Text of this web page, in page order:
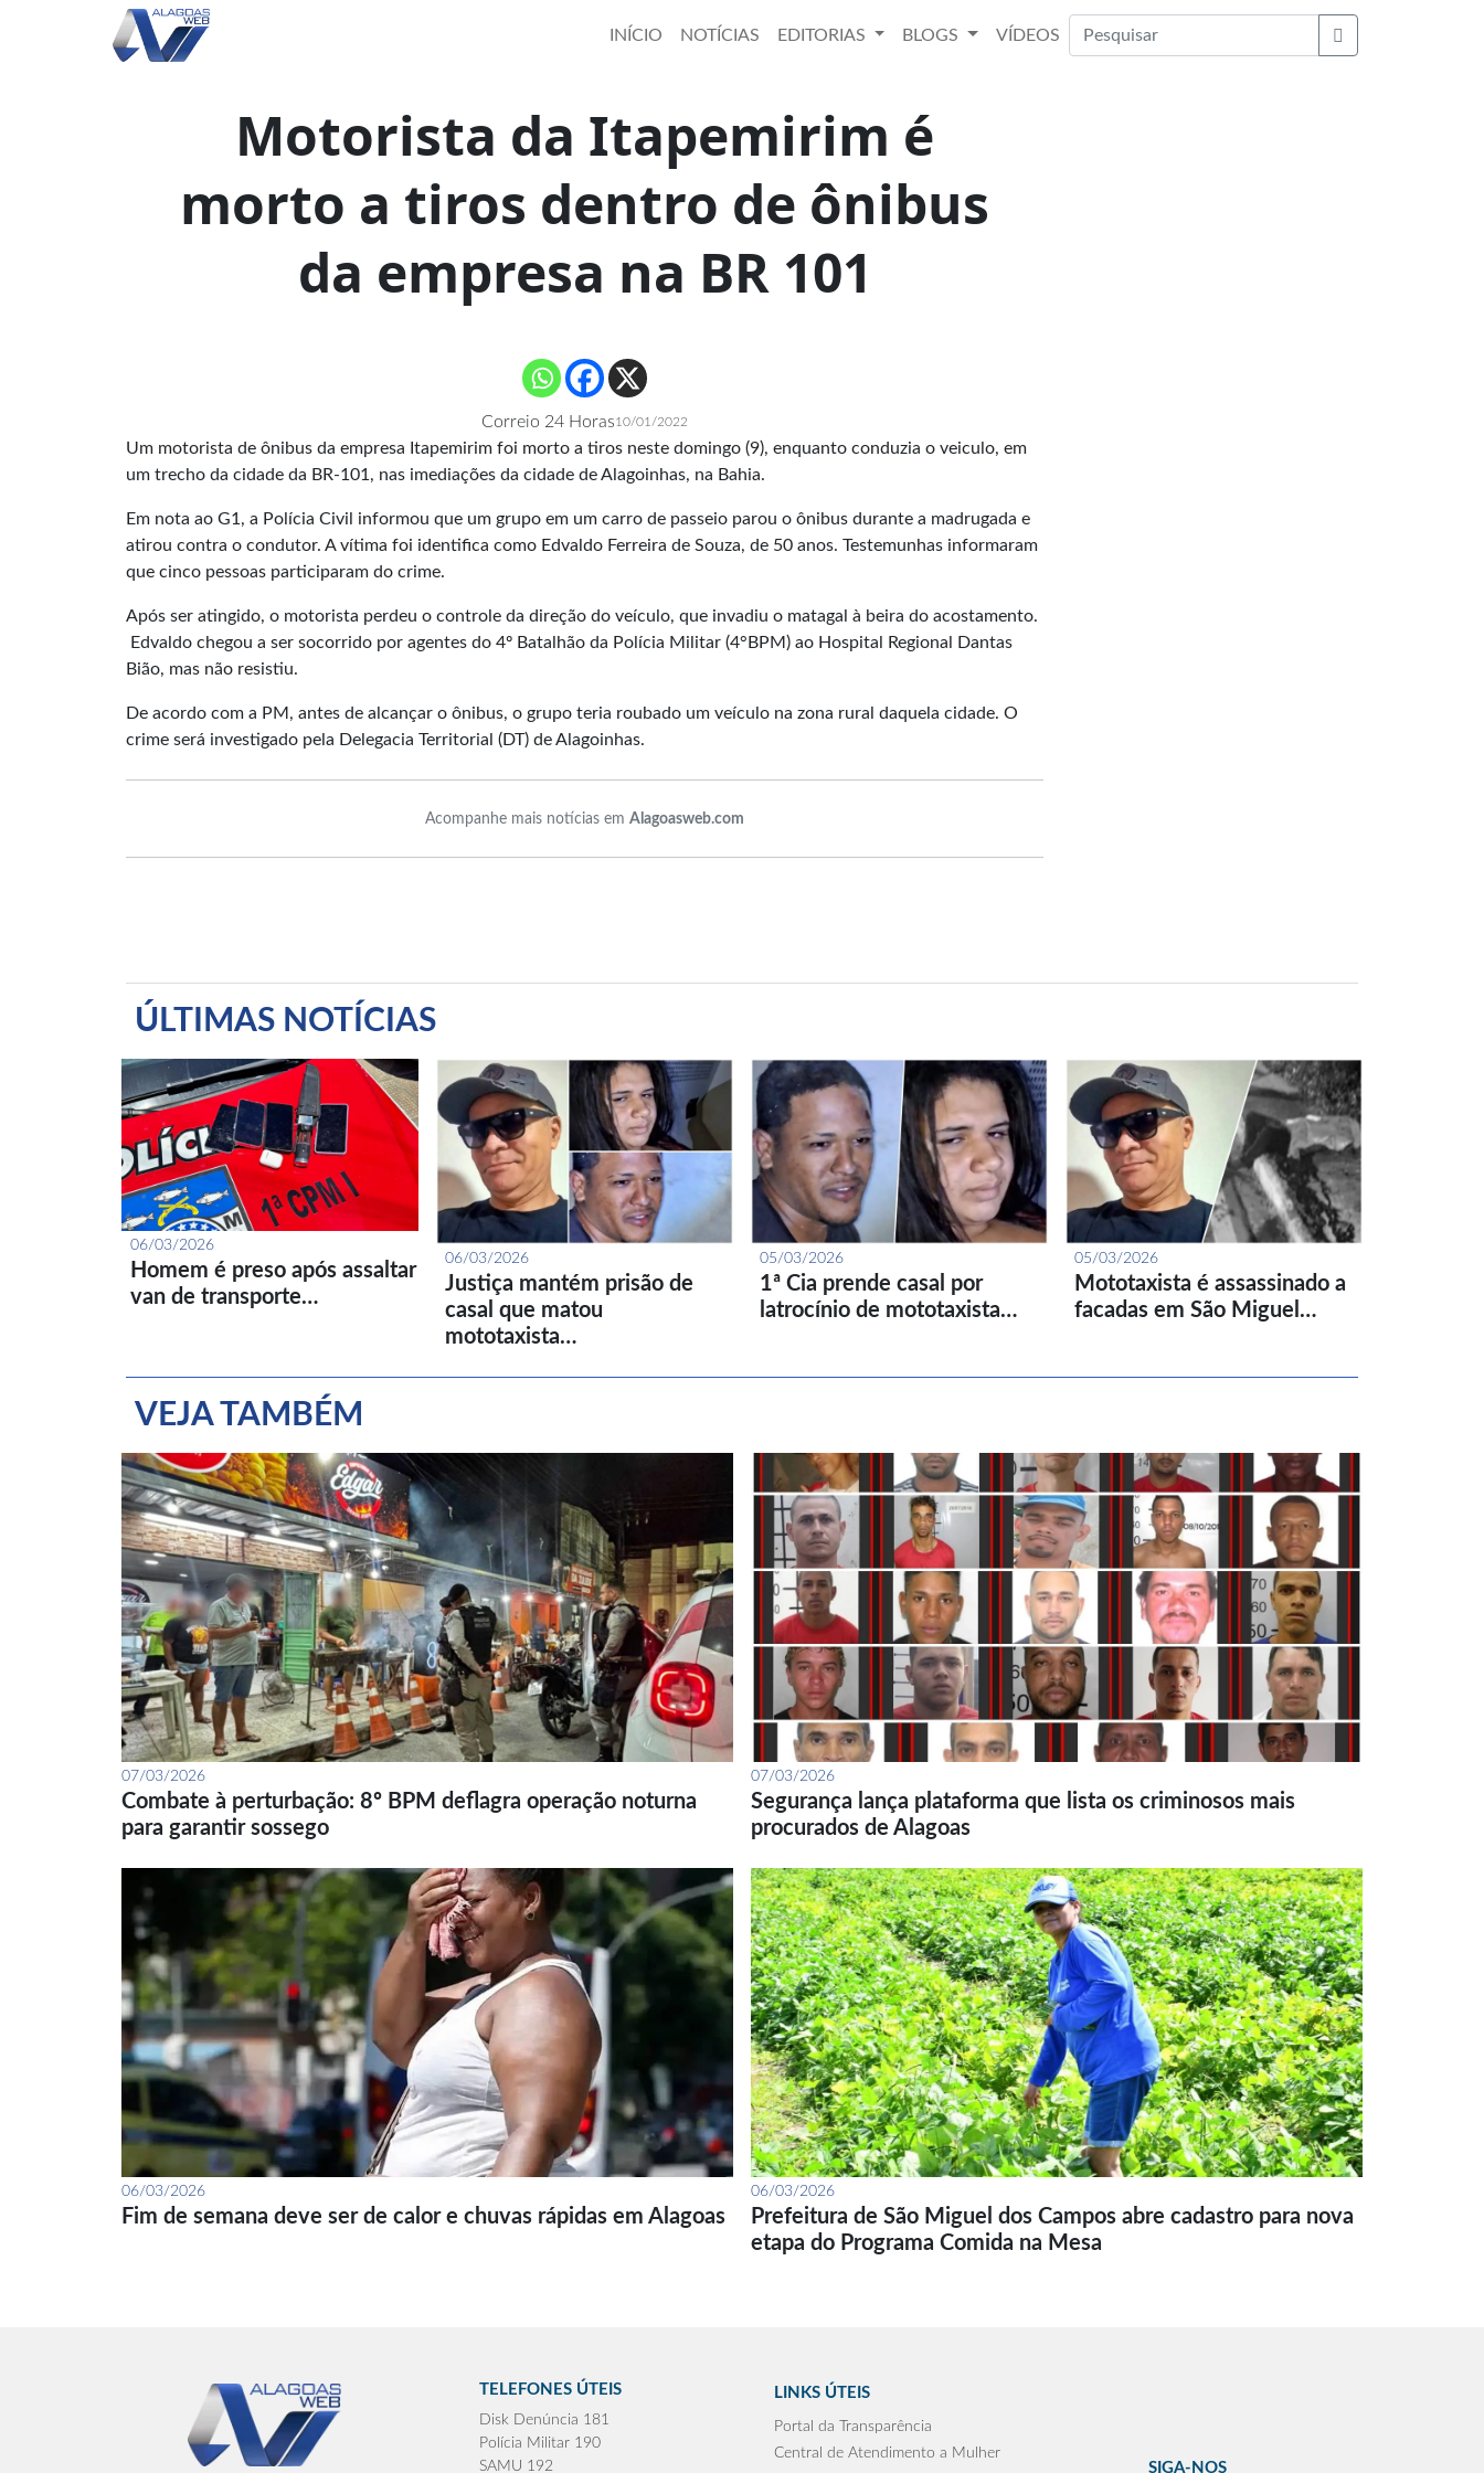
INÍCIO NOTÍCIAS EDITORIAS BLOGS
VÍDEOS
Buscar
Motorista da Itapemirim é
morto a tiros dentro de ônibus
da empresa na BR 101
Correio 24 Horas10/01/2022
Um motorista de ônibus da empresa Itapemirim foi morto a tiros neste domingo (9), enquanto conduzia o veiculo, em
um trecho da cidade da BR-101, nas imediações da cidade de Alagoinhas, na Bahia.
Em nota ao G1, a Polícia Civil informou que um grupo em um carro de passeio parou o ônibus durante a madrugada e
atirou contra o condutor. A vítima foi identifica como Edvaldo Ferreira de Souza, de 50 anos. Testemunhas informaram
que cinco pessoas participaram do crime.
Após ser atingido, o motorista perdeu o controle da direção do veículo, que invadiu o matagal à beira do acostamento.
Edvaldo chegou a ser socorrido por agentes do 4º Batalhão da Polícia Militar (4°BPM) ao Hospital Regional Dantas
Bião, mas não resistiu.
De acordo com a PM, antes de alcançar o ônibus, o grupo teria roubado um veículo na zona rural daquela cidade. O
crime será investigado pela Delegacia Territorial (DT) de Alagoinhas.
Acompanhe mais notícias em Alagoasweb.com
ÚLTIMAS NOTÍCIAS
06/03/2026
Homem é preso após assaltar
van de transporte…
06/03/2026
Justiça mantém prisão de
casal que matou
mototaxista…
05/03/2026
1ª Cia prende casal por
latrocínio de mototaxista…
05/03/2026
Mototaxista é assassinado a
facadas em São Miguel…
VEJA TAMBÉM
07/03/2026
Combate à perturbação: 8º BPM deflagra operação noturna
para garantir sossego
07/03/2026
Segurança lança plataforma que lista os criminosos mais
procurados de Alagoas
06/03/2026
Fim de semana deve ser de calor e chuvas rápidas em Alagoas
06/03/2026
Prefeitura de São Miguel dos Campos abre cadastro para nova
etapa do Programa Comida na Mesa
TELEFONES ÚTEIS
Disk Denúncia 181
Polícia Militar 190
SAMU 192
LINKS ÚTEIS
Portal da Transparência
Central de Atendimento a Mulher
SIGA-NOS